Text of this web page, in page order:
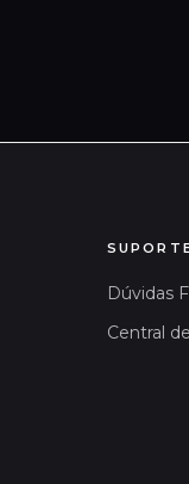
Dúvidas
Central